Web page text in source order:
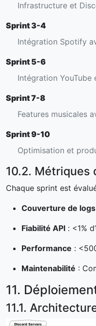
Infrastructure et
Sprint 3-4
Intégration Spotify
Sprint 5-6
Intégration
Sprint 7-8
Features musicales
Sprint 9-10
Optimisation et
10.2. Métriques
Chaque sprint est
Couverture de logs
Fiabilité API : <1%
Performance :
Maintenabilité :
11.
11.1.